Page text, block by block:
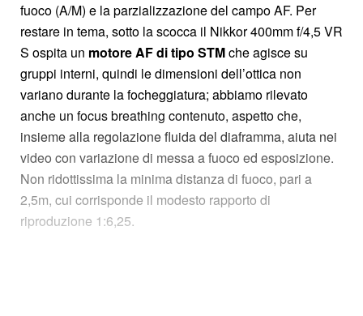
fuoco (A/M) e la parzializzazione del campo AF. Per
restare in tema, sotto la scocca il Nikkor 400mm f/4,5 VR
S ospita un motore AF di tipo STMche agisce su
gruppi interni, quindi le dimensioni dell’ottica non
variano durante la focheggiatura; abbiamo rilevato
anche un focus breathing contenuto, aspetto che,
insieme alla regolazione fluida del diaframma, aiuta nei
video con variazione di messa a fuoco ed esposizione.
Non ridottissima la minima distanza di fuoco, pari a
2,5m, cui corrisponde il modesto rapporto di
riproduzione 1:6,25.